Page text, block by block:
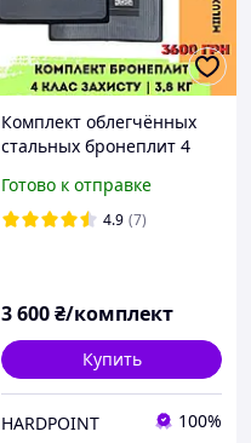
Комплект облегчённых
стальных бронеплит 4
500. Легкие
металлические
Готово к отправке
4.9 (7)
3 600₴/комплект
Купить
HARDPOINT 100%